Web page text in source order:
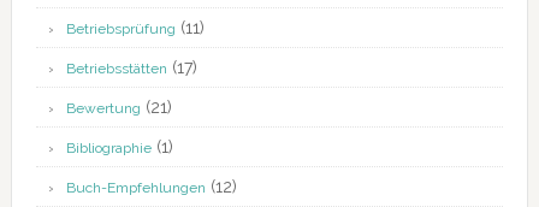
Betriebsprüfung (11)
Betriebsstätten (17)
Bewertung (21)
Bibliographie(1)
Buch-Empfehlungen (12)